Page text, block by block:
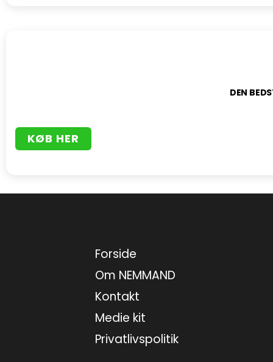
DEN
KØB HER
Forside
Om NEMMAND
Kontakt
Medie kit
Privatlivspolitik